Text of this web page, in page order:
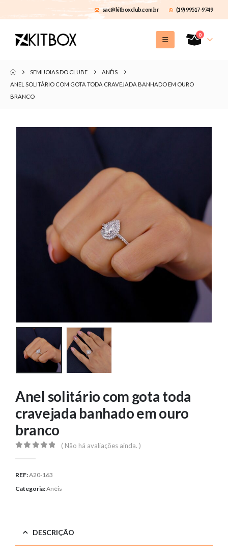
sac@kitboxclub.com.br (19) 99517-9749
0
SEMIJOIAS DO CLUBE
ANÉIS
ANEL SOLITÁRIO COM GOTA TODA CRAVEJADA BANHADO EM OURO
BRANCO
Anel solitário com gota toda
cravejada banhado em ouro
branco
( Não há avaliações ainda. )
REF:A20-163
Categoria:Anéis
DESCRIÇÃO